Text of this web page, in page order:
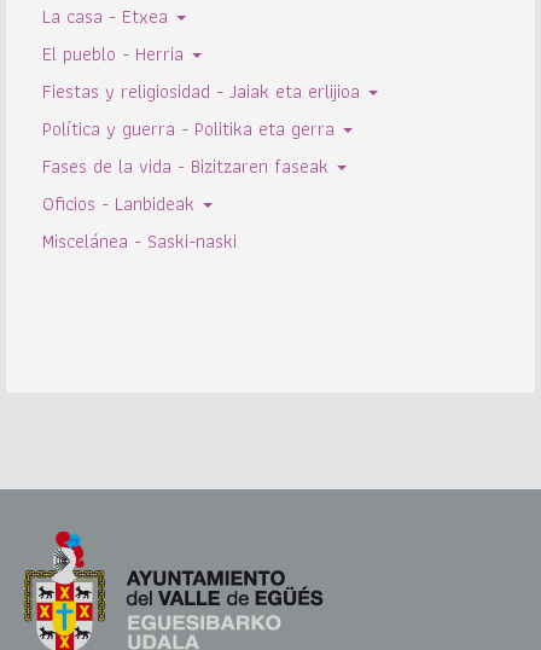
La casa - Etxea
El pueblo - Herria
Fiestas y religiosidad - Jaiak eta erlijioa
Política y guerra - Politika eta gerra
Fases de la vida - Bizitzaren faseak
Oficios - Lanbideak
Miscelánea - Saski-naski